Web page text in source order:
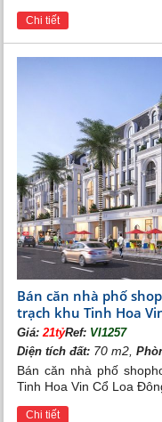
Chi tiết
Bán căn nhà phố
trạch khu Tinh Hoa
Giá:21tỷRef: VI1257
Diện tích đất: 70 m2,
Bán căn nhà phố
Tinh Hoa Vin Cổ Loa
Chi tiết